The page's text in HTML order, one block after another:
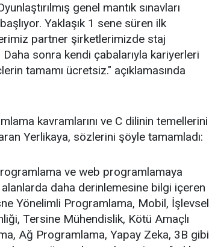
genel mantık sınavları
Yaklaşık 1 sene süren ilk
partner şirketlerimizde staj
sonra kendi çabalarıyla kariyerleri
tamamı ücretsiz." açıklamasında
kavramlarını ve C dilinin temellerini
Yerlikaya, sözlerini şöyle tamamladı:
ve web programlamaya
daha derinlemesine bilgi içeren
Yönelimli Programlama, Mobil, İşlevsel
Tersine Mühendislik, Kötü Amaçlı
Ağ Programlama, Yapay Zeka, 3B gibi